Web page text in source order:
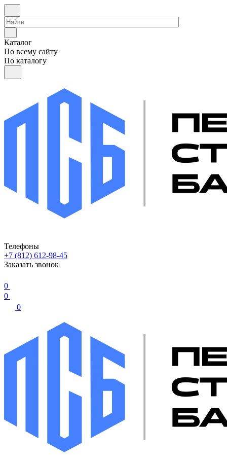
Каталог
По всему сайту
По каталогу
Телефоны
+7 (812) 612-98-45
Заказать звонок
0
0
0